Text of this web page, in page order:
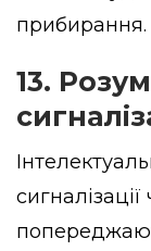
прибирання.
13.